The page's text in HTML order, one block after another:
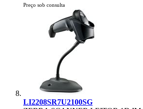
Preço sob consulta
LI2208SR7U2100SG